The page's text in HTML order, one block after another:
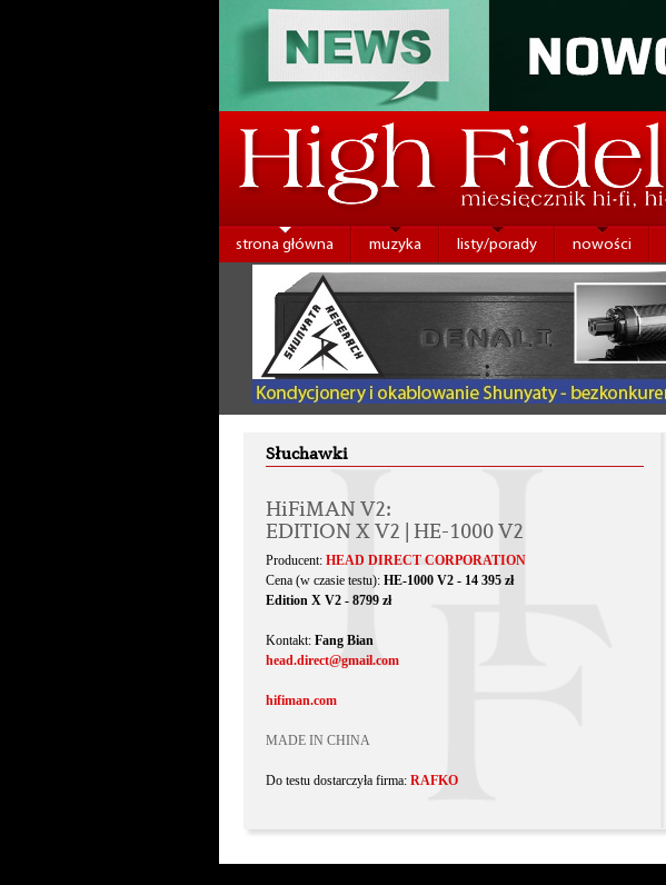
strona główna muzyka listy/porady nowości
Słuchawki
HiFiMAN V2:
EDITION X V2 | HE-1000 V2
Producent: HEAD DIRECT CORPORATION
Cena (w czasie testu): HE-1000 V2 - 14 395 zł
Edition X V2 - 8799 zł
Kontakt: Fang Bian
head.direct@gmail.com
hifiman.com
MADE IN CHINA
Do testu dostarczyła firma: RAFKO